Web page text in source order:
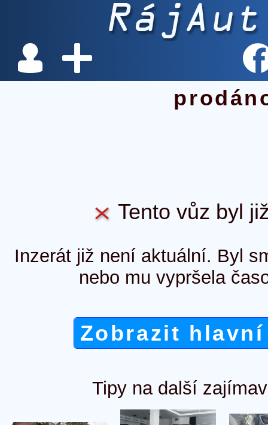
Tento vůz byl
Inzerát již není aktuální. Byl
nebo mu vypršela
Zobrazit
Tipy na další